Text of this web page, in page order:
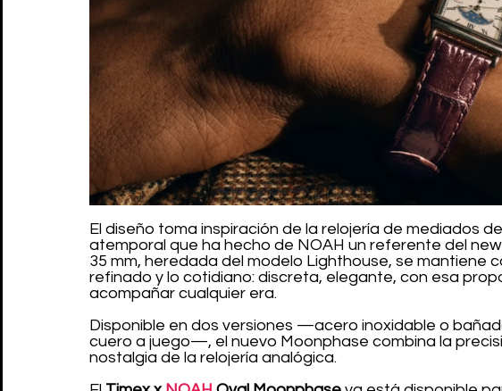
El diseño toma inspiración de la relojería de mediados
atemporal que ha hecho de NOAH un referente del
35 mm, heredada del modelo Lighthouse, se mantiene
refinado y lo cotidiano: discreta, elegante, con esa
acompañar cualquier era.
Disponible en dos versiones —acero inoxidable o
cuero a juego—, el nuevo Moonphase combina la
nostalgia de la relojería analógica.